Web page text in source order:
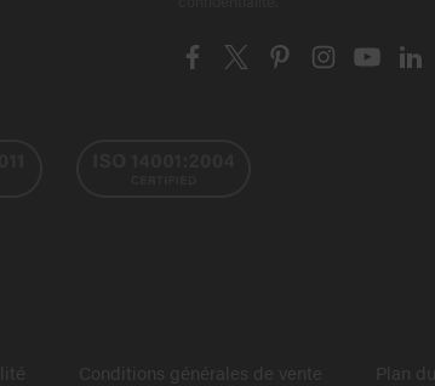
Conditions générales de vente Plan